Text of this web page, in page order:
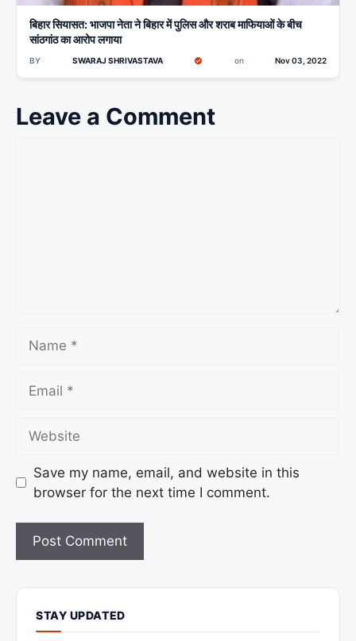
बिहार सियासत: भाजपा नेता ने बिहार में पुलिस और शराब माफियाओं के बीच
सांठगांठ का आरोप लगाया
BY SWARAJ SHRIVASTAVA on Nov 03, 2022
Leave a Comment
Save my name, email, and website in this
browser for the next time I comment.
STAY UPDATED